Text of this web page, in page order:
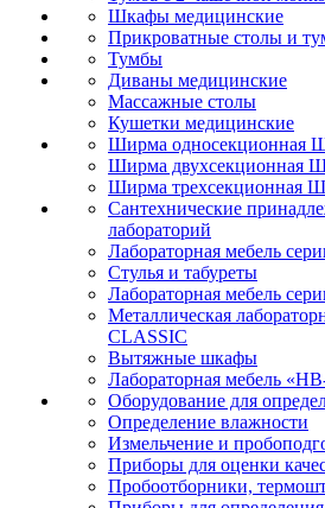
Шкафы медицинские
Прикроватные столы и
Тумбы
Диваны медицинские
Массажные столы
Кушетки медицинские
Ширма односекционная
Ширма двухсекционная
Ширма трехсекционная
Сантехнические
лабораторий
Лабораторная мебель
Стулья и табуреты
Лабораторная мебель
Металлическая
CLASSIC
Вытяжные шкафы
Лабораторная мебель
Оборудование для
Определение влажности
Измельчение и
Приборы для оценки
Пробоотборники,